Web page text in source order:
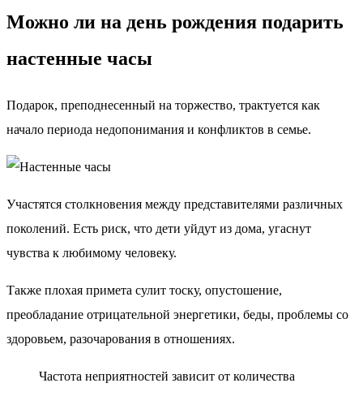
Можно ли на день рождения подарить
настенные часы
Подарок, преподнесенный на торжество, трактуется как
начало периода недопонимания и конфликтов в семье.
Участятся столкновения между представителями различных
поколений. Есть риск, что дети уйдут из дома, угаснут
чувства к любимому человеку.
Также плохая примета сулит тоску, опустошение,
преобладание отрицательной энергетики, беды, проблемы со
здоровьем, разочарования в отношениях.
Частота неприятностей зависит от количества